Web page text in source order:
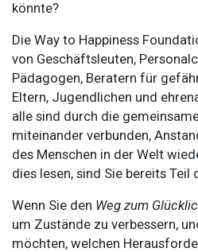
könnte?
Die Way to Happiness
von Geschäftsleuten,
Pädagogen, Beratern für
Eltern, Jugendlichen und
alle sind durch die
miteinander verbunden,
des Menschen in der Welt
dies lesen, sind Sie bereits Teil
Wenn Sie den Weg zum
um Zustände zu verbessern,
möchten, welchen